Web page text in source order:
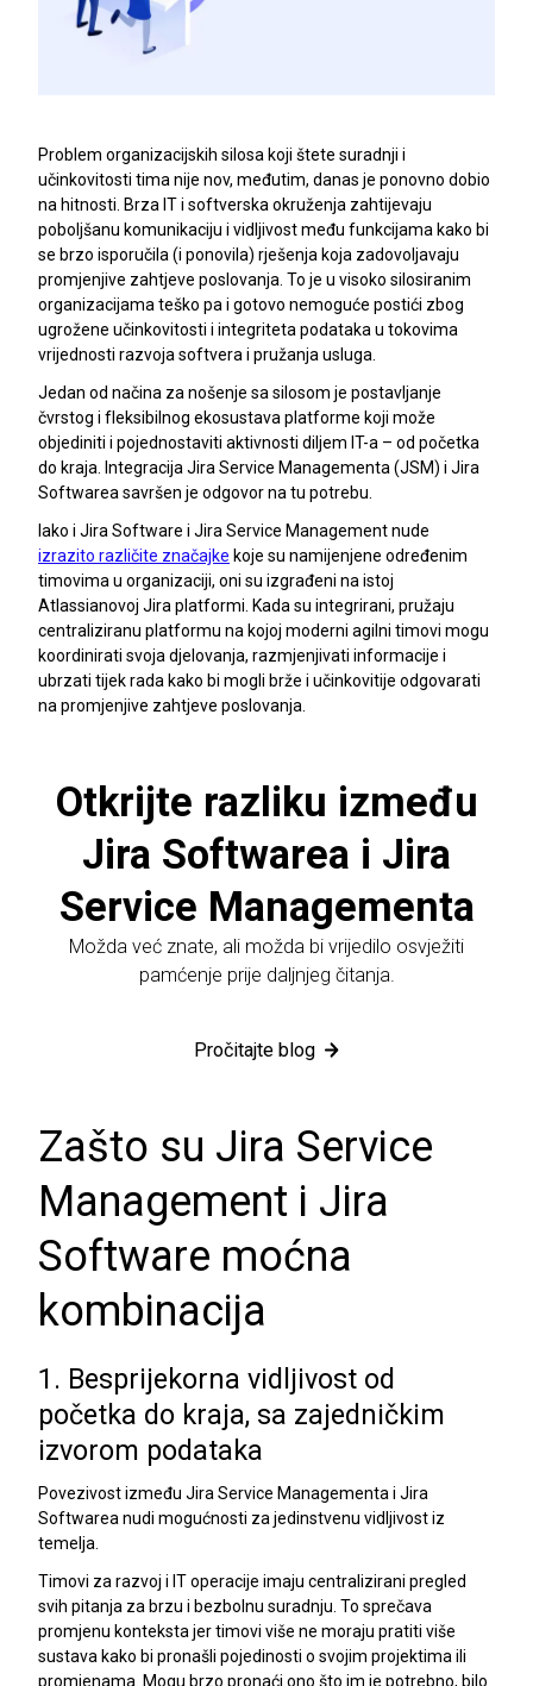
Problem organizacijskih silosa koji štete suradnji i
učinkovitosti tima nije nov, međutim, danas je ponovno dobio
na hitnosti. Brza IT i softverska okruženja zahtijevaju
poboljšanu komunikaciju i vidljivost među funkcijama kako bi
se brzo isporučila (i ponovila) rješenja koja zadovoljavaju
promjenjive zahtjeve poslovanja. To je u visoko silosiranim
organizacijama teško pa i gotovo nemoguće postići zbog
ugrožene učinkovitosti i integriteta podataka u tokovima
vrijednosti razvoja softvera i pružanja usluga.
Jedan od načina za nošenje sa silosom je postavljanje
čvrstog i fleksibilnog ekosustava platforme koji može
objediniti i pojednostaviti aktivnosti diljem IT-a – od početka
do kraja. Integracija Jira Service Managementa (JSM) i Jira
Softwarea savršen je odgovor na tu potrebu.
Iako i Jira Software i Jira Service Management nude
izrazito različite značajke koje su namijenjene određenim
timovima u organizaciji, oni su izgrađeni na istoj
Atlassianovoj Jira platformi. Kada su integrirani, pružaju
centraliziranu platformu na kojoj moderni agilni timovi mogu
koordinirati svoja djelovanja, razmjenjivati informacije i
ubrzati tijek rada kako bi mogli brže i učinkovitije odgovarati
na promjenjive zahtjeve poslovanja.
Otkrijte razliku između
Jira Softwarea i Jira
Service Managementa
Možda već znate, ali možda bi vrijedilo osvježiti
pamćenje prije daljnjeg čitanja.
Pročitajte blog
Zašto su Jira Service
Management i Jira
Software moćna
kombinacija
1. Besprijekorna vidljivost od
početka do kraja, sa zajedničkim
izvorom podataka
Povezivost između Jira Service Managementa i Jira
Softwarea nudi mogućnosti za jedinstvenu vidljivost iz
temelja.
Timovi za razvoj i IT operacije imaju centralizirani pregled
svih pitanja za brzu i bezbolnu suradnju. To sprečava
promjenu konteksta jer timovi više ne moraju pratiti više
sustava kako bi pronašli pojedinosti o svojim projektima ili
promjenama. Mogu brzo pronaći ono što im je potrebno, bilo